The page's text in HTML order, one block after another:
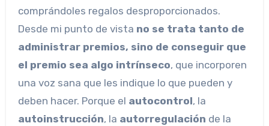
comprándoles regalos desproporcionados.
Desde mi punto de vista no se trata tanto de
administrar premios, sino de conseguir que
el premio sea algo intrínseco, que incorporen
una voz sana que les indique lo que pueden y
deben hacer. Porque el autocontrol, la
autoinstrucción, la autorregulación de la